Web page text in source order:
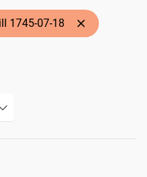
1745-07-18